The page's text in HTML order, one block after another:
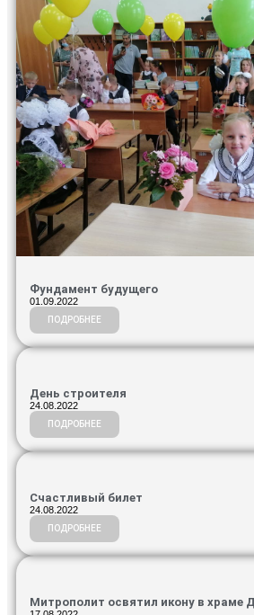
Фундамент будущего
01.09.2022
ПОДРОБНЕЕ
День строителя
24.08.2022
ПОДРОБНЕЕ
Счастливый билет
24.08.2022
ПОДРОБНЕЕ
Митрополит освятил икону в храме